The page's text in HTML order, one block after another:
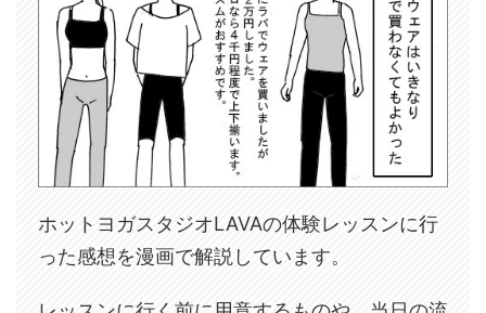
ホットヨガスタジオLAVAの体験レッスンに行
った感想を漫画で解説しています。